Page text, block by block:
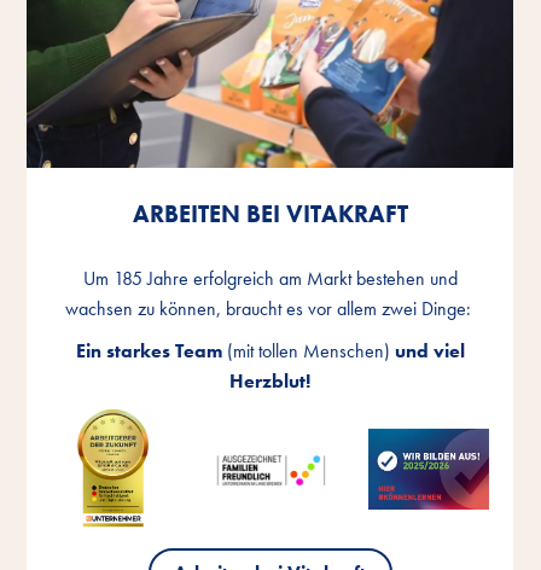
ARBEITEN BEI VITAKRAFT
Um 185 Jahre erfolgreich am Markt bestehen und
wachsen zu können, braucht es vor allem zwei Dinge:
Ein starkes Team(mit tollen Menschen) und viel
Herzblut!
ARBEITEN BEI VITAKRAFT
Um 185 Jahre erfolgreich am Markt bestehen und
wachsen zu können, braucht es vor allem zwei Dinge:
Ein starkes Team(mit tollen Menschen) und viel
Herzblut!
ARBEITEN BEI VITAKRAFT
Um 185 Jahre erfolgreich am Markt bestehen und
wachsen zu können, braucht es vor allem zwei Dinge:
Ein starkes Team(mit tollen Menschen) und viel
Herzblut!